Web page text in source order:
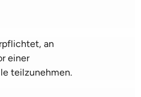
an
einer
teilzunehmen.